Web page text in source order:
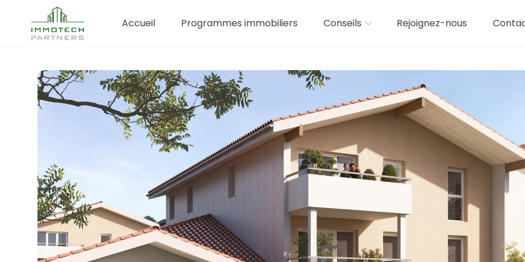
Accueil Programmes immobiliers Conseils Rejoignez-nous